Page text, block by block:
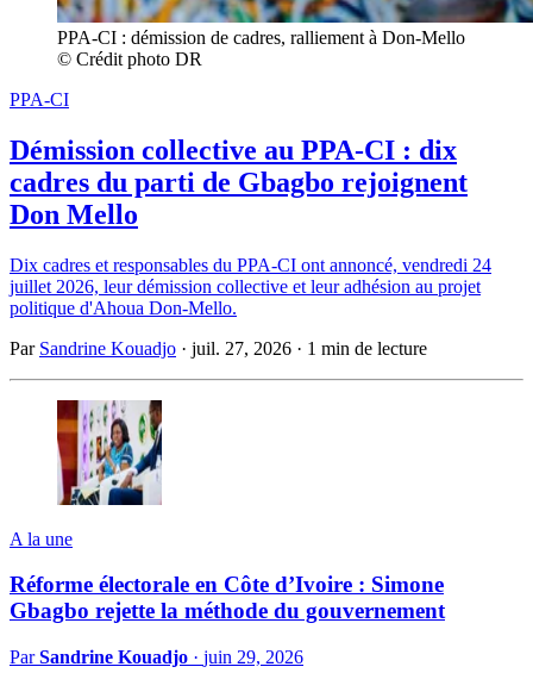
PPA-CI : démission de cadres, ralliement à Don-Mello
© Crédit photo DR
PPA-CI
Démission collective au PPA-CI : dix
cadres du parti de Gbagbo rejoignent
Don Mello
Dix cadres et responsables du PPA-CI ont annoncé, vendredi 24
juillet 2026, leur démission collective et leur adhésion au projet
politique d'Ahoua Don-Mello.
Par Sandrine Kouadjo · juil. 27, 2026 · 1 min de lecture
A la une
Réforme électorale en Côte d’Ivoire : Simone
Gbagbo rejette la méthode du gouvernement
ParSandrine Kouadjo · juin 29, 2026